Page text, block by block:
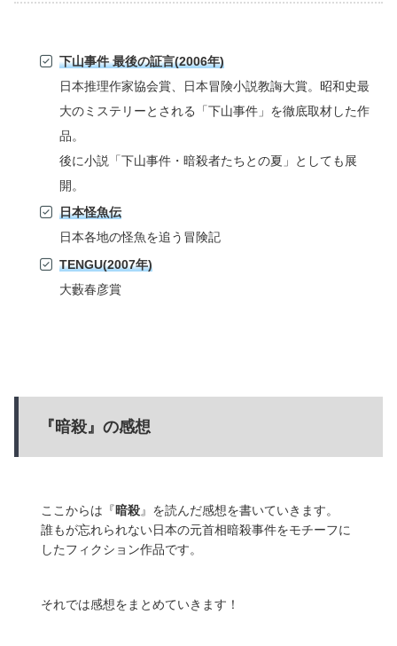
下山事件 最後の証言(2006年)
日本推理作家協会賞、日本冒険小説教誨大賞。昭和史最
大のミステリーとされる「下山事件」を徹底取材した作
品。
後に小説「下山事件・暗殺者たちとの夏」としても展
開。
日本怪魚伝
日本各地の怪魚を追う冒険記
TENGU(2007年)
大藪春彦賞
『暗殺』の感想
ここからは『暗殺』を読んだ感想を書いていきます。
誰もが忘れられない日本の元首相暗殺事件をモチーフに
したフィクション作品です。
それでは感想をまとめていきます！